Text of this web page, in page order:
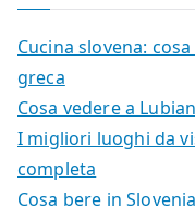
Cucina slovena:
greca
Cosa vedere a
I migliori luoghi da
completa
Cosa bere in